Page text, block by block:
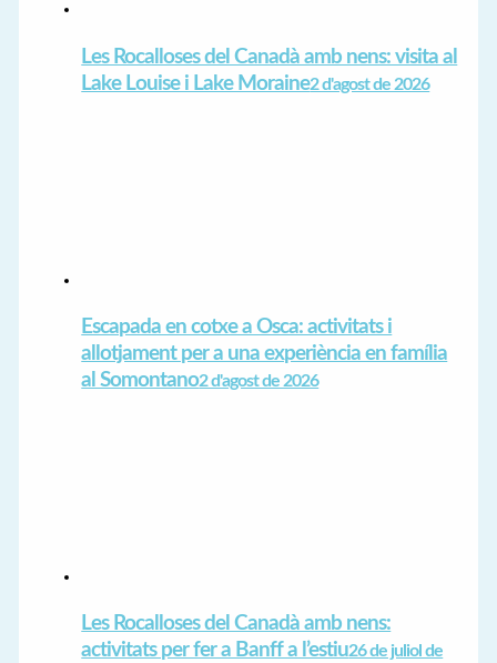
Les Rocalloses del Canadà amb nens: visita al
Lake Louise i Lake Moraine2 d'agost de 2026
Escapada en cotxe a Osca: activitats i
allotjament per a una experiència en família
al Somontano2 d'agost de 2026
Les Rocalloses del Canadà amb nens:
activitats per fer a Banff a l’estiu26 de juliol de